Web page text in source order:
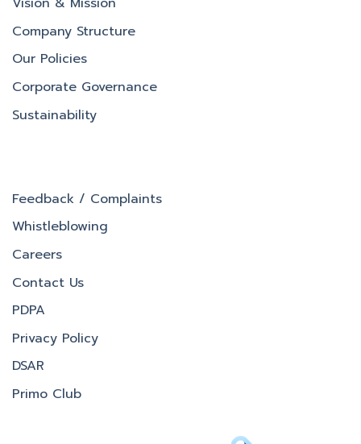
Company Structure
Our Policies
Corporate Governance
Sustainability
Feedback / Complaints
Whistleblowing
Careers
Contact Us
PDPA
Privacy Policy
DSAR
Primo Club